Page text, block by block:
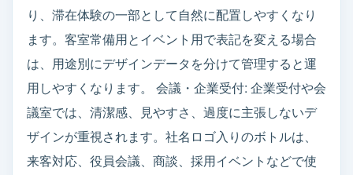
り、滞在体験の一部として自然に配置しやすくなり
ます。客室常備用とイベント用で表記を変える場合
は、用途別にデザインデータを分けて管理すると運
用しやすくなります。 会議・企業受付: 企業受付や会
議室では、清潔感、見やすさ、過度に主張しないデ
ザインが重視されます。社名ロゴ入りのボトルは、
来客対応、役員会議、商談、採用イベントなどで使